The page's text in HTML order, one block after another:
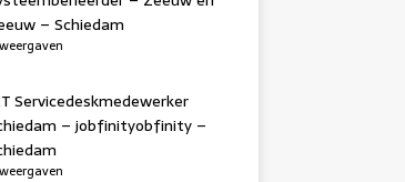
– Schiedam
Servicedeskmedewerker
– jobfinityobfinity –